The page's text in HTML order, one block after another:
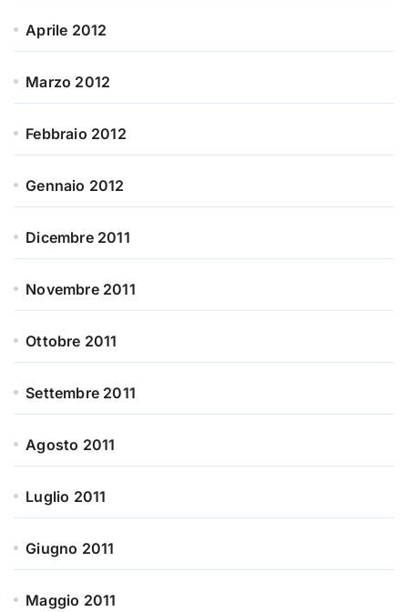
Aprile 2012
Marzo 2012
Febbraio 2012
Gennaio 2012
Dicembre 2011
Novembre 2011
Ottobre 2011
Settembre 2011
Agosto 2011
Luglio 2011
Giugno 2011
Maggio 2011